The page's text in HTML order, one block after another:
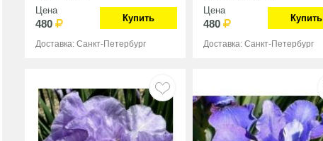
Цена
480 Купить
Доставка: Санкт-Петербург
Цена
480 Купить
Доставка: Санкт-Петербург